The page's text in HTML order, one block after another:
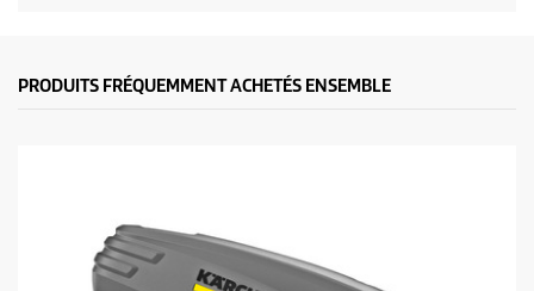
PRODUITS FRÉQUEMMENT ACHETÉS ENSEMBLE